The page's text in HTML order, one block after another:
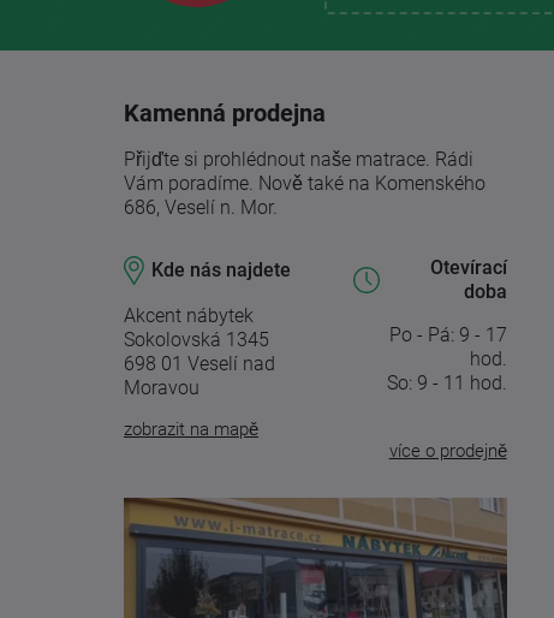
Kamenná prodejna
Přijďte si prohlédnout naše matrace. Rádi
Vám poradíme. Nově také na Komenského
686, Veselí n. Mor.
Kde nás najdete
Akcent nábytek
Sokolovská 1345
698 01 Veselí nad
Moravou
zobrazit na mapě
Otevírací
doba
Po - Pá: 9 - 17
hod.
So: 9 - 11 hod.
více o prodejně